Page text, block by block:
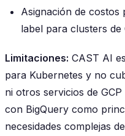
Asignación de
label para clusters de
Limitaciones: CAST AI
para Kubernetes y no
ni otros servicios de
con BigQuery como
necesidades complejas